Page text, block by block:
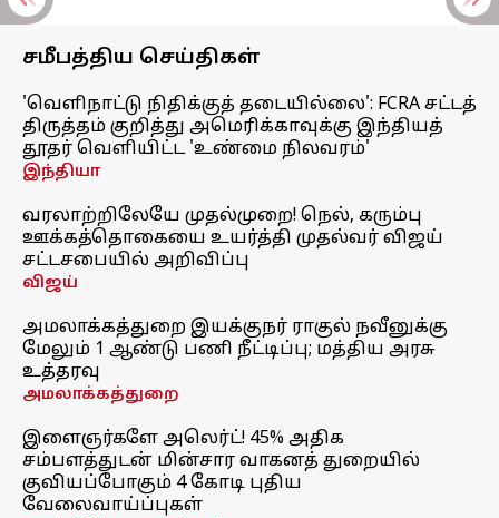
சமீபத்திய செய்திகள்
'வெளிநாட்டு நிதிக்குத் தடையில்லை': FCRA சட்டத்
திருத்தம் குறித்து அமெரிக்காவுக்கு இந்தியத்
தூதர் வெளியிட்ட 'உண்மை நிலவரம்'
இந்தியா
வரலாற்றிலேயே முதல்முறை! நெல், கரும்பு
ஊக்கத்தொகையை உயர்த்தி முதல்வர் விஜய்
சட்டசபையில் அறிவிப்பு
விஜய்
அமலாக்கத்துறை இயக்குநர் ராகுல் நவீனுக்கு
மேலும் 1 ஆண்டு பணி நீட்டிப்பு; மத்திய அரசு
உத்தரவு
அமலாக்கத்துறை
இளைஞர்களே அலெர்ட்! 45% அதிக
சம்பளத்துடன் மின்சார வாகனத் துறையில்
குவியப்போகும் 4 கோடி புதிய
வேலைவாய்ப்புகள்